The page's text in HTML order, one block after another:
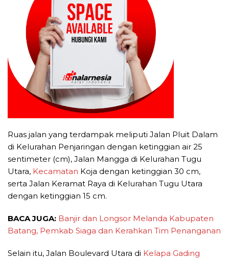
Ruas jalan yang terdampak meliputi Jalan Pluit Dalam
di Kelurahan Penjaringan dengan ketinggian air 25
sentimeter (cm), Jalan Mangga di Kelurahan Tugu
Utara, Kecamatan Koja dengan ketinggian 30 cm,
serta Jalan Keramat Raya di Kelurahan Tugu Utara
dengan ketinggian 15 cm.
BACA JUGA: Banjir dan Longsor Melanda Kabupaten
Batang, Pemkab Siaga dan Kerahkan Tim Penanganan
Selain itu, Jalan Boulevard Utara di Kelapa Gading